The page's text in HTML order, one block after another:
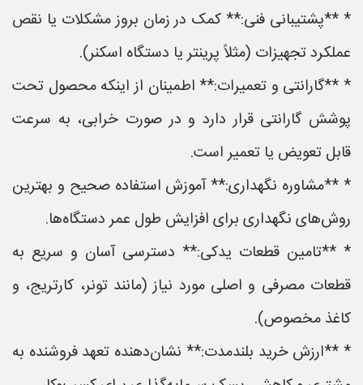
* **پشتیبانی فنی:** کمک در زمان بروز مشکلات یا نقص
عملکرد تجهیزات (مثلاً پرینتر یا دستگاه اسکنر).
* **گارانتی و تعمیرات:** اطمینان از اینکه محصول تحت
پوشش گارانتی قرار دارد و در صورت خرابی، به سرعت
قابل تعویض یا تعمیر است.
* **مشاوره نگهداری:** آموزش استفاده صحیح و بهترین
روش‌های نگهداری برای افزایش طول عمر دستگاه‌ها.
* **تامین قطعات یدکی:** دسترسی آسان و سریع به
قطعات مصرفی و اصلی مورد نیاز (مانند تونر، کارتریج، و
کاغذ مخصوص).
* **ارزش خرید بلندمدت:** نشان‌دهنده تعهد فروشنده به